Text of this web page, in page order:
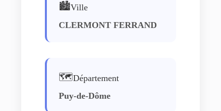
🏙️Ville
CLERMONT FERRAND
🗺️Département
Puy-de-Dôme